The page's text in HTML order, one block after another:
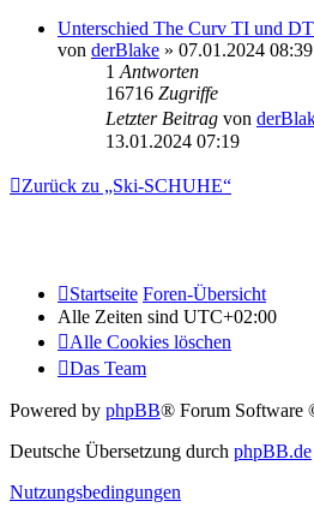
Unterschied The Curv TI und
von derBlake » 07.01.2024
1 Antworten
16716 Zugriffe
Letzter Beitrag von
13.01.2024 07:19
Zurück zu „Ski-SCHUHE“
Startseite Foren-Übersicht
Alle Zeiten sind UTC+02:00
Alle Cookies löschen
Das Team
Powered by phpBB® Forum Software
Deutsche Übersetzung durch phpBB.de
Nutzungsbedingungen